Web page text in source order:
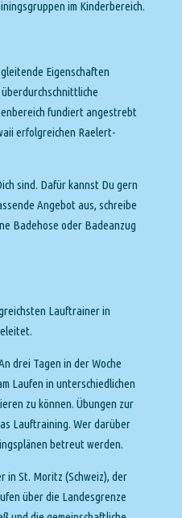
im Kinderbereich.
Eigenschaften
fundiert angestrebt
erfolgreichen Raelert-
sind. Dafür kannst Du gern
Angebot aus, schreibe
Badehose oder Badeanzug
Lauftrainer in
drei Tagen in der Woche
Laufen in unterschiedlichen
zu können. Übungen zur
Lauftraining. Wer darüber
betreut werden.
in St. Moritz (Schweiz), der
über die Landesgrenze